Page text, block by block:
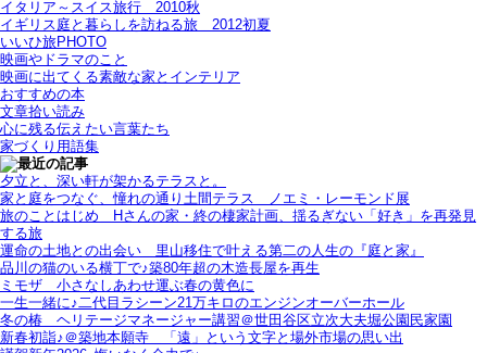
イタリア～スイス旅行 2010秋
イギリス庭と暮らしを訪ねる旅＿2012初夏
いいひ旅PHOTO
映画やドラマのこと
映画に出てくる素敵な家とインテリア
おすすめの本
文章拾い読み
心に残る伝えたい言葉たち
家づくり用語集
夕立と、深い軒が架かるテラスと。
家と庭をつなぐ、憧れの通り土間テラス＿ノエミ・レーモンド展
旅のことはじめ＿Hさんの家・終の棲家計画、揺るぎない「好き」を再発見
する旅
運命の土地との出会い＿里山移住で叶える第二の人生の『庭と家』
品川の猫のいる横丁で♪築80年超の木造長屋を再生
ミモザ＿小さなしあわせ運ぶ春の黄色に
一生一緒に♪二代目ラシーン21万キロのエンジンオーバーホール
冬の椿＿ヘリテージマネージャー講習＠世田谷区立次大夫堀公園民家園
新春初詣♪＠築地本願寺＿「遠」という文字と場外市場の思い出